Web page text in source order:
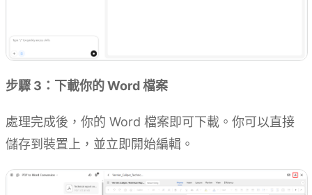
步驟 3：下載你的 Word 檔案
處理完成後，你的 Word 檔案即可下載。你可以直接
儲存到裝置上，並立即開始編輯。